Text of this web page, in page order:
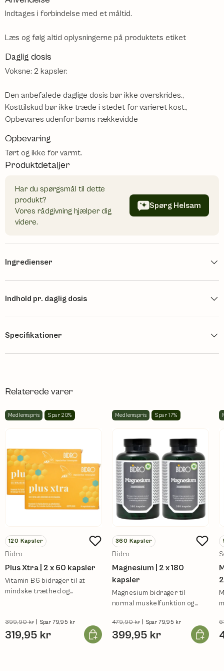
Indtages i forbindelse med et måltid.
Læs og følg altid oplysningerne på produktets etiket
Daglig dosis
Voksne: 2 kapsler.
Den anbefalede daglige dosis bør ikke overskrides.,
Kosttilskud bør ikke træde i stedet for varieret kost.,
Opbevares udenfor børns rækkevidde
Opbevaring
Tørt og ikke for varmt.
Produktdetaljer
Har du spørgsmål til dette
produkt?
Vores rådgivning hjælper dig
videre.
Spørg Helsam
Ingredienser
Indhold pr. daglig dosis
Specifikationer
Relaterede varer
Medlemspris Spar 20%
120 Kapsler
Bidro
Plus Xtra | 2 x 60 kapsler
Vitamin B6 bidrager til at
mindske træthed og
399,90 kr Spar 79,95 kr
319,95 kr Læg i kurv
Medlemspris Spar 17%
360 Kapsler
Bidro
Magnesium | 2 x 180
kapsler
Magnesium bidrager til
normal muskelfunktion og
udmattelse.
479,90 kr Spar 79,95 kr
399,95 kr Læg i